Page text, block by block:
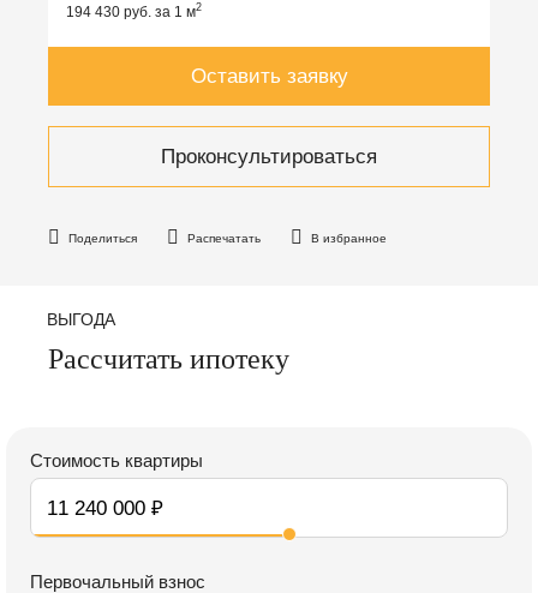
Поделиться Распечатать В избранное
194 430 руб. за 1 м2
Оставить заявку
Проконсультироваться
ВЫГОДА
Рассчитать ипотеку
Стоимость квартиры
Первочальный взнос